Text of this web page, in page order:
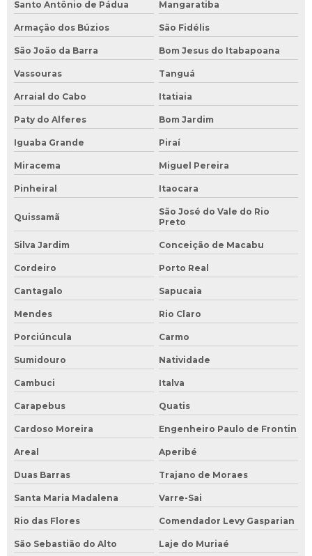
Santo Antônio de Pádua Mangaratiba
Armação dos Búzios São Fidélis
São João da Barra Bom Jesus do Itabapoana
Vassouras Tanguá
Arraial do Cabo Itatiaia
Paty do Alferes Bom Jardim
Iguaba Grande Piraí
Miracema Miguel Pereira
Pinheiral Itaocara
Quissamã
São José do Vale do Rio
Preto
Silva Jardim Conceição de Macabu
Cordeiro Porto Real
Cantagalo Sapucaia
Mendes Rio Claro
Porciúncula Carmo
Sumidouro Natividade
Cambuci Italva
Carapebus Quatis
Cardoso Moreira Engenheiro Paulo de Frontin
Areal Aperibé
Duas Barras Trajano de Moraes
Santa Maria Madalena Varre-Sai
Rio das Flores Comendador Levy Gasparian
São Sebastião do Alto Laje do Muriaé